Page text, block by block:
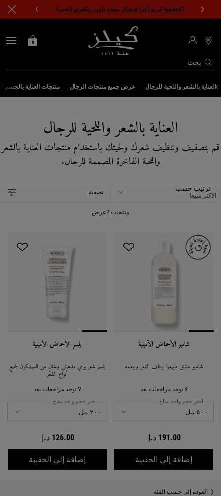
اكتشفوا كريم ألترا فيشال ميلت داون ريكفري الجديد!
بحث
محدد
المتاجر
حقيبتي
0
العناية بالشعر واللحية للرجال عرض جميع منتجات الرجال منتجات العناية بالجسم
العناية بالشعر واللحية للرجال
قم بتصفيف وتنظيف شعرك ولحيتك باستخدام منتجات العناية بالشعر
واللحية الفاخرة المصممة للرجال.
ترتيب حسب تصفية
FILTER MENU
منتجات 2عرض
شامبو الأحماض الأمينية
شامبو مشتق طبيعياً ينظف الشعر وينعمه
لا توجد مراجعات بعد
اختر حجم واحد متاح
191.00 د.إ
إضافة إلى الحقيبة شامبو الأحماض الأمينية
بلسم الأحماض الأمينية
بلسم شعر يومي مدهش وخالٍ من السيليكون لجميع
أنواع الشعر
لا توجد مراجعات بعد
اختر حجم واحد متاح
126.00 د.إ
إضافة إلى الحقيبة
العودة إلى حسب الفئة